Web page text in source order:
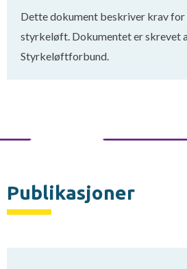
Dette dokument beskriver krav
styrkeløft. Dokumentet er skrevet
Styrkeløftforbund.
Publikasjoner